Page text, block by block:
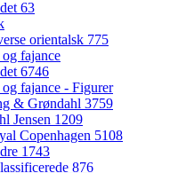
63
orientalsk 775
fajance
6746
fajance - Figurer
& Grøndahl 3759
Jensen 1209
Copenhagen 5108
1743
876